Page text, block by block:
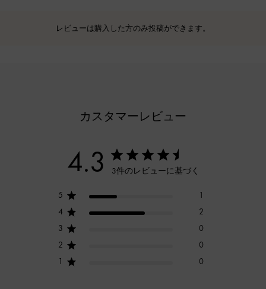
レビューは購入した方のみ投稿ができます。
カスタマーレビュー
4.3 3件のレビューに基づく
5
1
4
2
3
0
2
0
1
0